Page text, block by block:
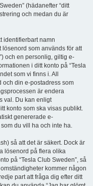
(hädanefter “ditt
och medan du är
identifierbart namn
lösenord som används för att
och en personlig, giltig e-
i ditt konto på “Tesla
som vi finns i. All
och din e-postadress som
är endera
val. Du kan enligt
konto som ska visas publikt.
genererade e-
du vill ha och inte ha.
så att det är säkert. Dock är
lösenord på flera olika
på “Tesla Club Sweden”, så
kommer någon
part att fråga dig efter ditt